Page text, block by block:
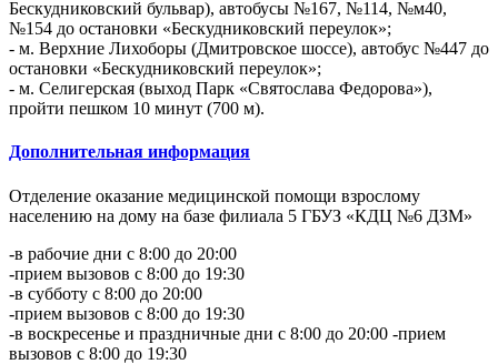
Бескудниковский бульвар), автобусы №167, №114, №м40,
№154 до остановки «Бескудниковский переулок»;
- м. Верхние Лихоборы (Дмитровское шоссе), автобус №447 до
остановки «Бескудниковский переулок»;
- м. Селигерская (выход Парк «Святослава Федорова»),
пройти пешком 10 минут (700 м).
Дополнительная информация
Отделение оказание медицинской помощи взрослому
населению на дому на базе филиала 5 ГБУЗ «КДЦ №6 ДЗМ»
-в рабочие дни с 8:00 до 20:00
-прием вызовов с 8:00 до 19:30
-в субботу с 8:00 до 20:00
-прием вызовов с 8:00 до 19:30
-в воскресенье и праздничные дни с 8:00 до 20:00 -прием
вызовов с 8:00 до 19:30